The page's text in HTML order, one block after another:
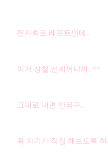
전자회로 레포트인데..
이거 상철 선배꺼니까..^^
그대로 내면 안되구..
꼭 자기가 직접 해보도록